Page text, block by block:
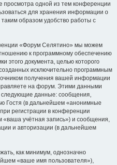
просмотра одной из тем конференции
для хранения информации о
образом удобство работы с
«Форум Селятино» мы можем
к программному обеспечению
этого документа, целью которого
исключительно программным
получения вашей информации
на форум. Этими данными
следующие данные: сообщения,
Гостя (в дальнейшем «анонимные
регистрации в конференции
учётная запись») и сообщения,
и авторизации (в дальнейшем
как минимум, однозначно
«ваше имя пользователя»),